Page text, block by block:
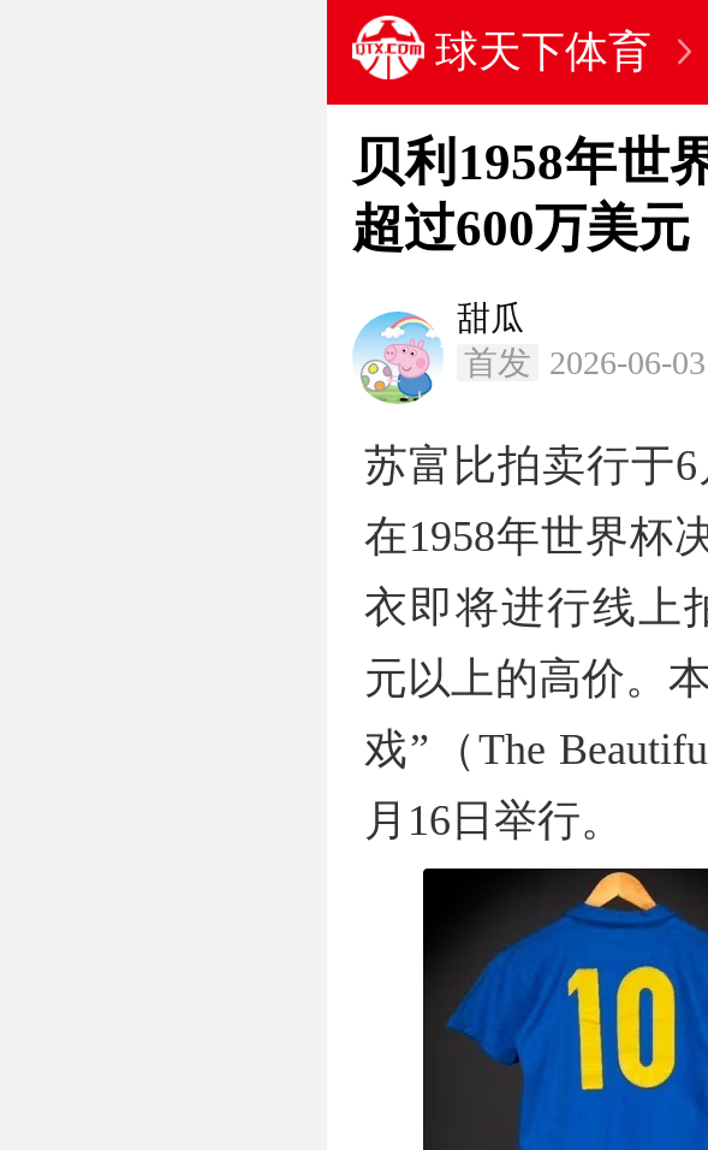
球天下体育
贝利1958年世
超过600万美元
甜瓜
首发 2026-06-
苏富比拍卖行于6
在1958年世界杯
衣即将进行线上
元以上的高价。
戏”（The
月16日举行。